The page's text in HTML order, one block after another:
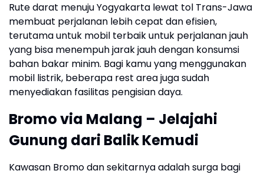
Rute darat menuju Yogyakarta lewat tol Trans-Jawa
membuat perjalanan lebih cepat dan efisien,
terutama untuk mobil terbaik untuk perjalanan jauh
yang bisa menempuh jarak jauh dengan konsumsi
bahan bakar minim. Bagi kamu yang menggunakan
mobil listrik, beberapa rest area juga sudah
menyediakan fasilitas pengisian daya.
Bromo via Malang – Jelajahi
Gunung dari Balik Kemudi
Kawasan Bromo dan sekitarnya adalah surga bagi